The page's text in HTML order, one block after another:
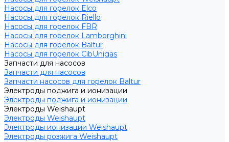
Насосы для горелок Elco
Насосы для горелок Riello
Насосы для горелок FBR
Насосы для горелок Lamborghini
Насосы для горелок Baltur
Насосы для горелок CibUnigas
Запчасти для насосов
Запчасти для насосов
Запчасти насосов для горелок Baltur
Электроды поджига и ионизации
Электроды поджига и ионизации
Электроды Weishaupt
Электроды Weishaupt
Электроды ионизации Weishaupt
Электроды розжига Weishaupt